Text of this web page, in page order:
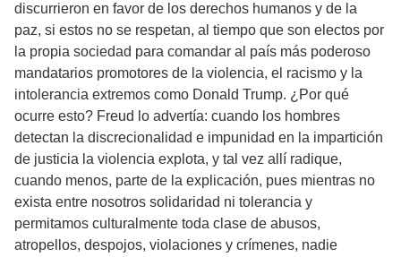
discurrieron en favor de los derechos humanos y de la
paz, si estos no se respetan, al tiempo que son electos por
la propia sociedad para comandar al país más poderoso
mandatarios promotores de la violencia, el racismo y la
intolerancia extremos como Donald Trump. ¿Por qué
ocurre esto? Freud lo advertía: cuando los hombres
detectan la discrecionalidad e impunidad en la impartición
de justicia la violencia explota, y tal vez allí radique,
cuando menos, parte de la explicación, pues mientras no
exista entre nosotros solidaridad ni tolerancia y
permitamos culturalmente toda clase de abusos,
atropellos, despojos, violaciones y crímenes, nadie